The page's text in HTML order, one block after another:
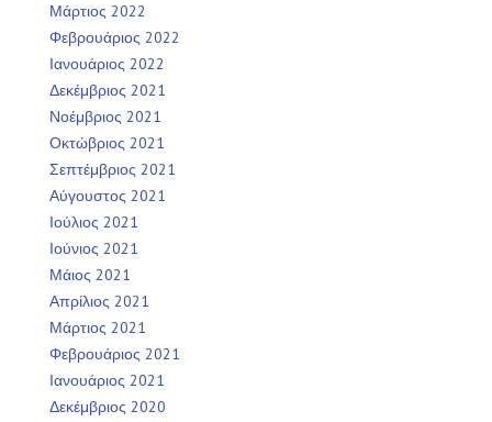
Μάρτιος 2022
Φεβρουάριος 2022
Ιανουάριος 2022
Δεκέμβριος 2021
Νοέμβριος 2021
Οκτώβριος 2021
Σεπτέμβριος 2021
Αύγουστος 2021
Ιούλιος 2021
Ιούνιος 2021
Μάιος 2021
Απρίλιος 2021
Μάρτιος 2021
Φεβρουάριος 2021
Ιανουάριος 2021
Δεκέμβριος 2020